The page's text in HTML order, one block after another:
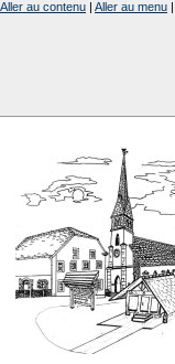
Aller au contenu | Aller au menu |